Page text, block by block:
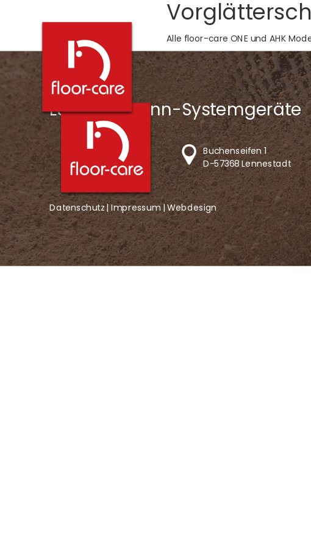
Alle floor-care ONE und AHK
LS-Lingemann-Systemgeräte
Buchenseifen 1
D-57368 Lennestadt
Datenschutz |Impressum|Webdesign